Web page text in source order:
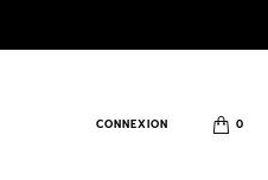
0
CONNEXION